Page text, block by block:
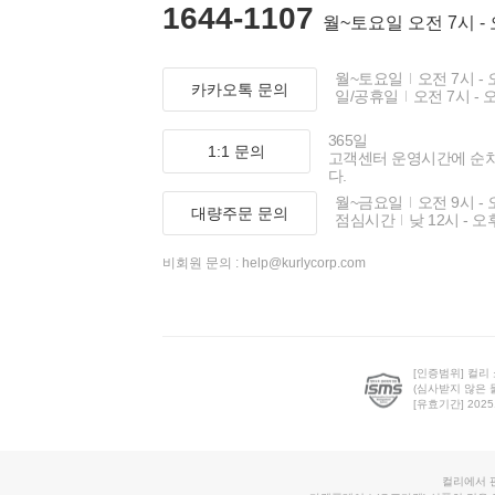
1644-1107 월~토요일 오전 7시 -
카카오톡 문의
월~토요일
오전 7시 -
일/공휴일
오전 7시 -
1:1 문의
365일
고객센터 운영시간에 순
다.
대량주문 문의
월~금요일
오전 9시 -
점심시간
낮 12시 - 오
비회원 문의 : help@kurlycorp.com
[인증범위] 컬리
(심사받지 않은
[유효기간]
컬리에서